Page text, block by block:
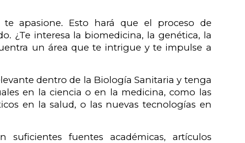
apasione. Esto hará que el proceso de
¿Te interesa la biomedicina, la genética, la
un área que te intrigue y te impulse a
dentro de la Biología Sanitaria y tenga
en la ciencia o en la medicina, como las
en la salud, o las nuevas tecnologías en
suficientes fuentes académicas, artículos